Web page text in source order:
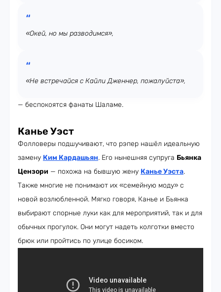
«Окей, но мы разводимся»,
«Не встречайся с Кайли Дженнер, пожалуйста»,
— беспокоятся фанаты Шаламе.
Канье Уэст
Фолловеры подшучивают, что рэпер нашёл идеальную
замену Ким Кардашьян. Его нынешняя супруга Бьянка
Цензори — похожа на бывшую жену Канье Уэста.
Также многие не понимают их «семейную моду» с
новой возлюбленной. Мягко говоря, Канье и Бьянка
выбирают спорные луки как для мероприятий, так и для
обычных прогулок. Они могут надеть колготки вместо
брюк или пройтись по улице босиком.